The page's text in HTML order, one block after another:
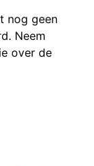
nog geen
Neem
over de